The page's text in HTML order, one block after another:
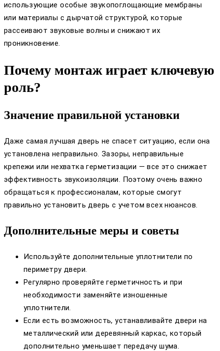
использующие особые звукопоглощающие мембраны
или материалы с дырчатой структурой, которые
рассеивают звуковые волны и снижают их
проникновение.
Почему монтаж играет ключевую
роль?
Значение правильной установки
Даже самая лучшая дверь не спасет ситуацию, если она
установлена неправильно. Зазоры, неправильные
крепежи или нехватка герметизации — все это снижает
эффективность звукоизоляции. Поэтому очень важно
обращаться к профессионалам, которые смогут
правильно установить дверь с учетом всех нюансов.
Дополнительные меры и советы
Используйте дополнительные уплотнители по
периметру двери.
Регулярно проверяйте герметичность и при
необходимости заменяйте изношенные
уплотнители.
Если есть возможность, устанавливайте двери на
металлический или деревянный каркас, который
дополнительно уменьшает передачу шума.